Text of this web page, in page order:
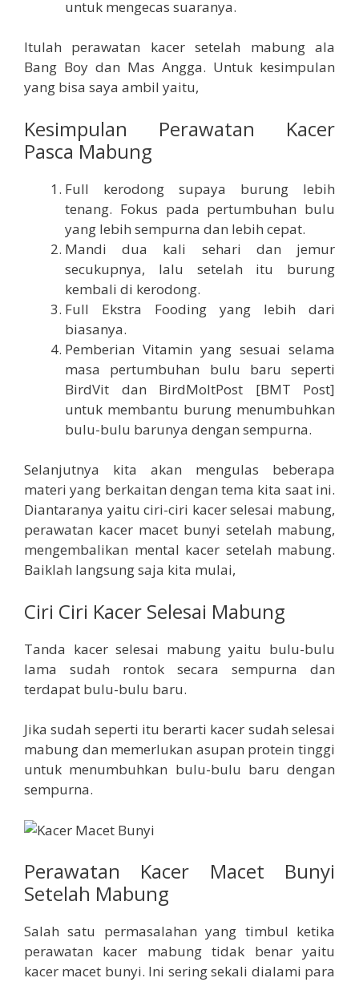
untuk mengecas suaranya.
Itulah perawatan kacer setelah mabung ala
Bang Boy dan Mas Angga. Untuk kesimpulan
yang bisa saya ambil yaitu,
Kesimpulan Perawatan Kacer
Pasca Mabung
Full kerodong supaya burung lebih
tenang. Fokus pada pertumbuhan bulu
yang lebih sempurna dan lebih cepat.
Mandi dua kali sehari dan jemur
secukupnya, lalu setelah itu burung
kembali di kerodong.
Full Ekstra Fooding yang lebih dari
biasanya.
Pemberian Vitamin yang sesuai selama
masa pertumbuhan bulu baru seperti
BirdVit dan BirdMoltPost [BMT Post]
untuk membantu burung menumbuhkan
bulu-bulu barunya dengan sempurna.
Selanjutnya kita akan mengulas beberapa
materi yang berkaitan dengan tema kita saat ini.
Diantaranya yaitu ciri-ciri kacer selesai mabung,
perawatan kacer macet bunyi setelah mabung,
mengembalikan mental kacer setelah mabung.
Baiklah langsung saja kita mulai,
Ciri Ciri Kacer Selesai Mabung
Tanda kacer selesai mabung yaitu bulu-bulu
lama sudah rontok secara sempurna dan
terdapat bulu-bulu baru.
Jika sudah seperti itu berarti kacer sudah selesai
mabung dan memerlukan asupan protein tinggi
untuk menumbuhkan bulu-bulu baru dengan
sempurna.
Perawatan Kacer Macet Bunyi
Setelah Mabung
Salah satu permasalahan yang timbul ketika
perawatan kacer mabung tidak benar yaitu
kacer macet bunyi. Ini sering sekali dialami para